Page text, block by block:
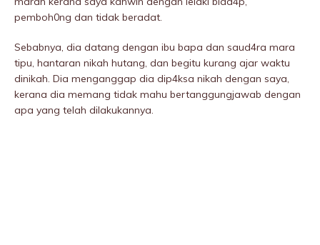
pemboh0ng dan tidak beradat.
Sebabnya, dia datang dengan ibu bapa dan saud4ra mara
tipu, hantaran nikah hutang, dan begitu kurang ajar waktu
dinikah. Dia menganggap dia dip4ksa nikah dengan saya,
kerana dia memang tidak mahu bertanggungjawab dengan
apa yang telah dilakukannya.